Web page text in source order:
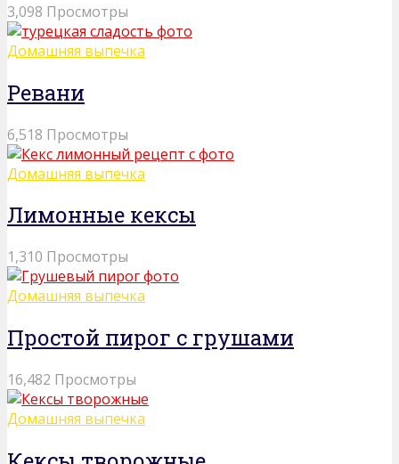
3,098 Просмотры
Домашняя выпечка
Ревани
6,518 Просмотры
Домашняя выпечка
Лимонные кексы
1,310 Просмотры
Домашняя выпечка
Простой пирог с грушами
16,482 Просмотры
Домашняя выпечка